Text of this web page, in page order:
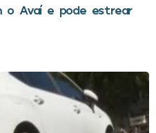
o Avaí e pode estrear